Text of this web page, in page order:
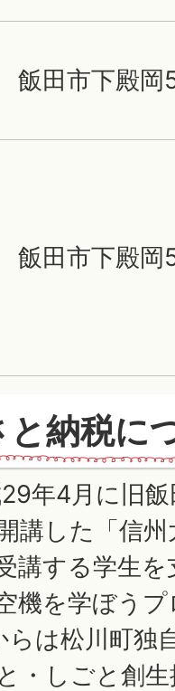
飯田市下殿岡
飯田市下殿岡
納税に
年4月に旧
講した「信
講する学生
機を学ぼう
は松川町独
・しごと創